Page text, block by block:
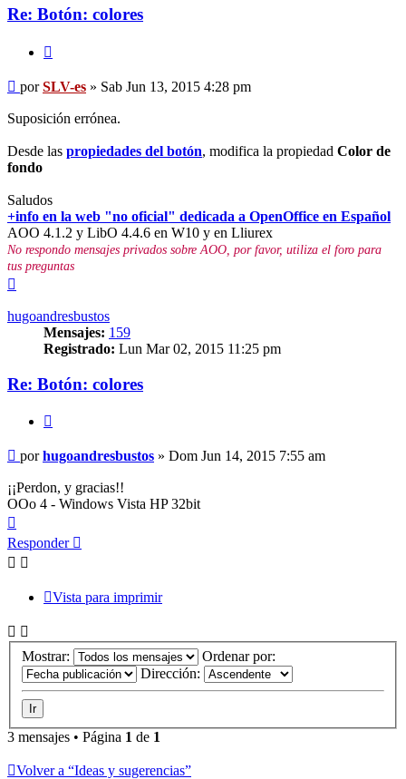
Re: Botón: colores
Mensaje
porSLV-es » Sab Jun 13, 2015 4:28 pm
Suposición errónea.
Desde las propiedades del botón, modifica la propiedad Color de
fondo
Saludos
+info en la web "no oficial" dedicada a OpenOffice en Español
AOO 4.1.2 y LibO 4.4.6 en W10 y en Lliurex
No respondo mensajes privados sobre AOO, por favor, utiliza el foro para
tus preguntas
hugoandresbustos
Mensajes: 159
Registrado: Lun Mar 02, 2015 11:25 pm
Re: Botón: colores
Mensaje
porhugoandresbustos » Dom Jun 14, 2015 7:55 am
¡¡Perdon, y gracias!!
OOo 4 - Windows Vista HP 32bit
Responder
Vista para imprimir
Mostrar:
Ordenar por:
Dirección:
3 mensajes • Página 1 de 1
Volver a “Ideas y sugerencias”